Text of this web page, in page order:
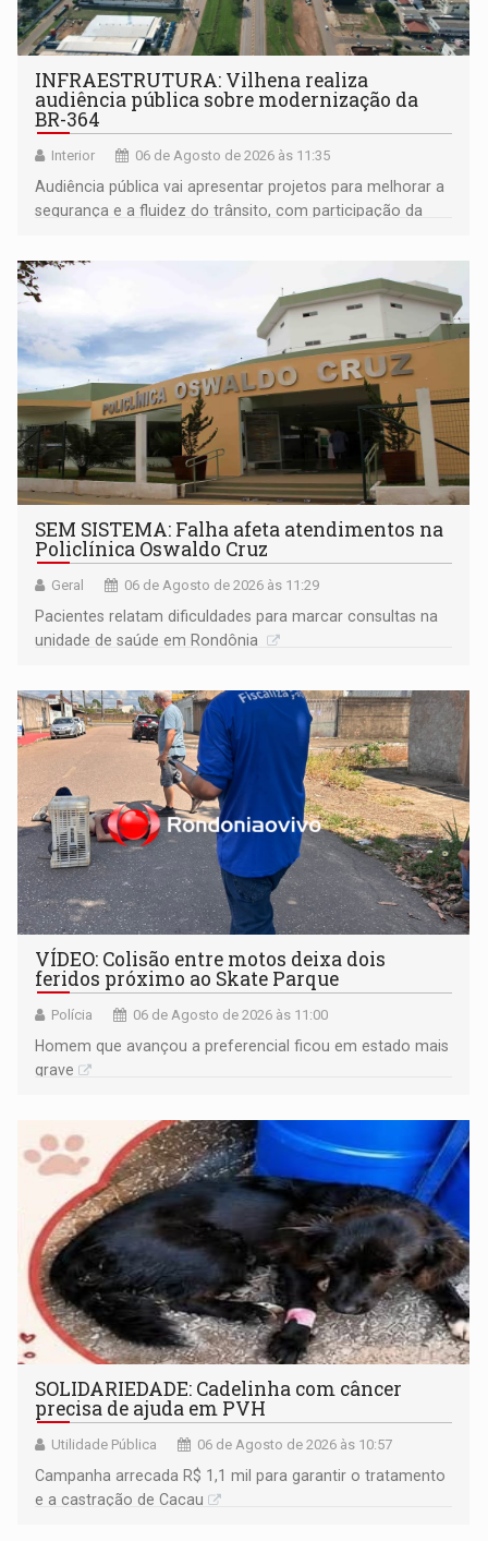
INFRAESTRUTURA: Vilhena realiza
audiência pública sobre modernização da
BR-364
Interior 06 de Agosto de 2026 às 11:35
Audiência pública vai apresentar projetos para melhorar a
segurança e a fluidez do trânsito, com participação da
SEM SISTEMA: Falha afeta atendimentos na
Policlínica Oswaldo Cruz
Geral 06 de Agosto de 2026 às 11:29
Pacientes relatam dificuldades para marcar consultas na
unidade de saúde em Rondônia
VÍDEO: Colisão entre motos deixa dois
feridos próximo ao Skate Parque
Polícia 06 de Agosto de 2026 às 11:00
Homem que avançou a preferencial ficou em estado mais
grave
SOLIDARIEDADE: Cadelinha com câncer
precisa de ajuda em PVH
Utilidade Pública 06 de Agosto de 2026 às 10:57
Campanha arrecada R$ 1,1 mil para garantir o tratamento
e a castração de Cacau